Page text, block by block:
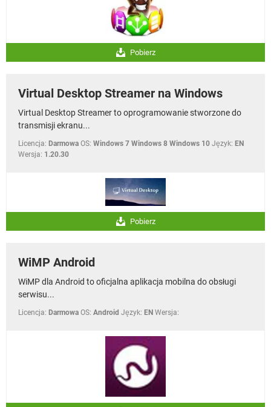
Pobierz
Virtual Desktop Streamer na Windows
Virtual Desktop Streamer to oprogramowanie stworzone do
transmisji ekranu...
Licencja: Darmowa OS: Windows 7 Windows 8 Windows 10 Język: EN
Wersja: 1.20.30
Pobierz
WiMP Android
WiMP dla Android to oficjalna aplikacja mobilna do obsługi
serwisu...
Licencja: Darmowa OS: Android Język: EN Wersja: